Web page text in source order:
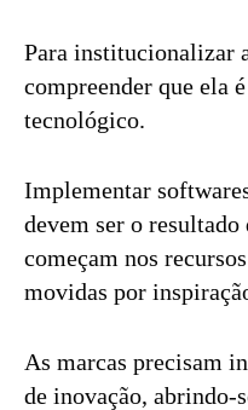
Para institucionalizar
compreender que ela
tecnológico.
Implementar
devem ser o
começam nos
movidas por
As marcas precisam
de inovação, abrindo-